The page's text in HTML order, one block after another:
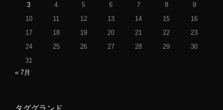
3
4 5 6 7 8
9
10
11 12 13 14 15
16
17
18 19 20 21 22
23
24
25 26 27 28 29
30
31
« 7月
タググランド